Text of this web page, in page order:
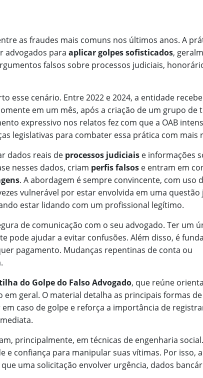
as fraudes mais comuns nos últimos anos. A
advogados para aplicar golpes sofisticados,
falsos sobre processos judiciais,
esse cenário. Entre 2022 e 2024, a entidade
em um mês, após a criação de um grupo de
expressivo nos relatos fez com que a OAB
legislativas para combater essa prática com mais
dados reais de processos judiciais e informações
nesses dados, criam perfis falsos e entram em
. A abordagem é sempre convincente, com uso
vulnerável por estar envolvida em uma questão
estar lidando com um profissional legítimo.
de comunicação com o seu advogado. Ter um
pode ajudar a evitar confusões. Além disso, é
pagamento. Mudanças repentinas de conta ou
do Golpe do Falso Advogado, que reúne
geral. O material detalha as principais formas de
caso de golpe e reforça a importância de
principalmente, em técnicas de engenharia
confiança para manipular suas vítimas. Por isso, a
uma solicitação envolver urgência, dados